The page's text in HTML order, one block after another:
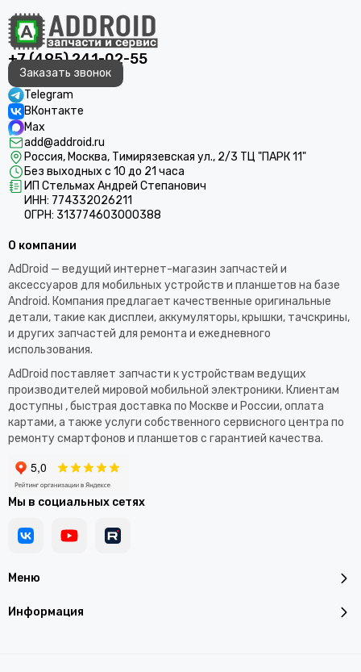
+7 (495) 241-02-55
Заказать звонок
Telegram
ВКонтакте
Max
add@addroid.ru
Россия, Москва, Тимирязевская ул., 2/3 ТЦ "ПАРК 11"
Без выходных с 10 до 21 часа
ИП Стельмах Андрей Степанович
ИНН: 774332026211
ОГРН: 313774603000388
Меню
Информация
О компании
AdDroid — ведущий интернет-магазин запчастей и
аксессуаров для мобильных устройств и планшетов на базе
Android. Компания предлагает качественные оригинальные
детали, такие как дисплеи, аккумуляторы, крышки, тачскрины,
и других запчастей для ремонта и ежедневного
использования.​
AdDroid поставляет запчасти к устройствам ведущих
производителей мировой мобильной электроники. Клиентам
доступны , быстрая доставка по Москве и России, оплата
картами, а также услуги собственного сервисного центра по
ремонту смартфонов и планшетов с гарантией качества.
Мы в социальных сетях